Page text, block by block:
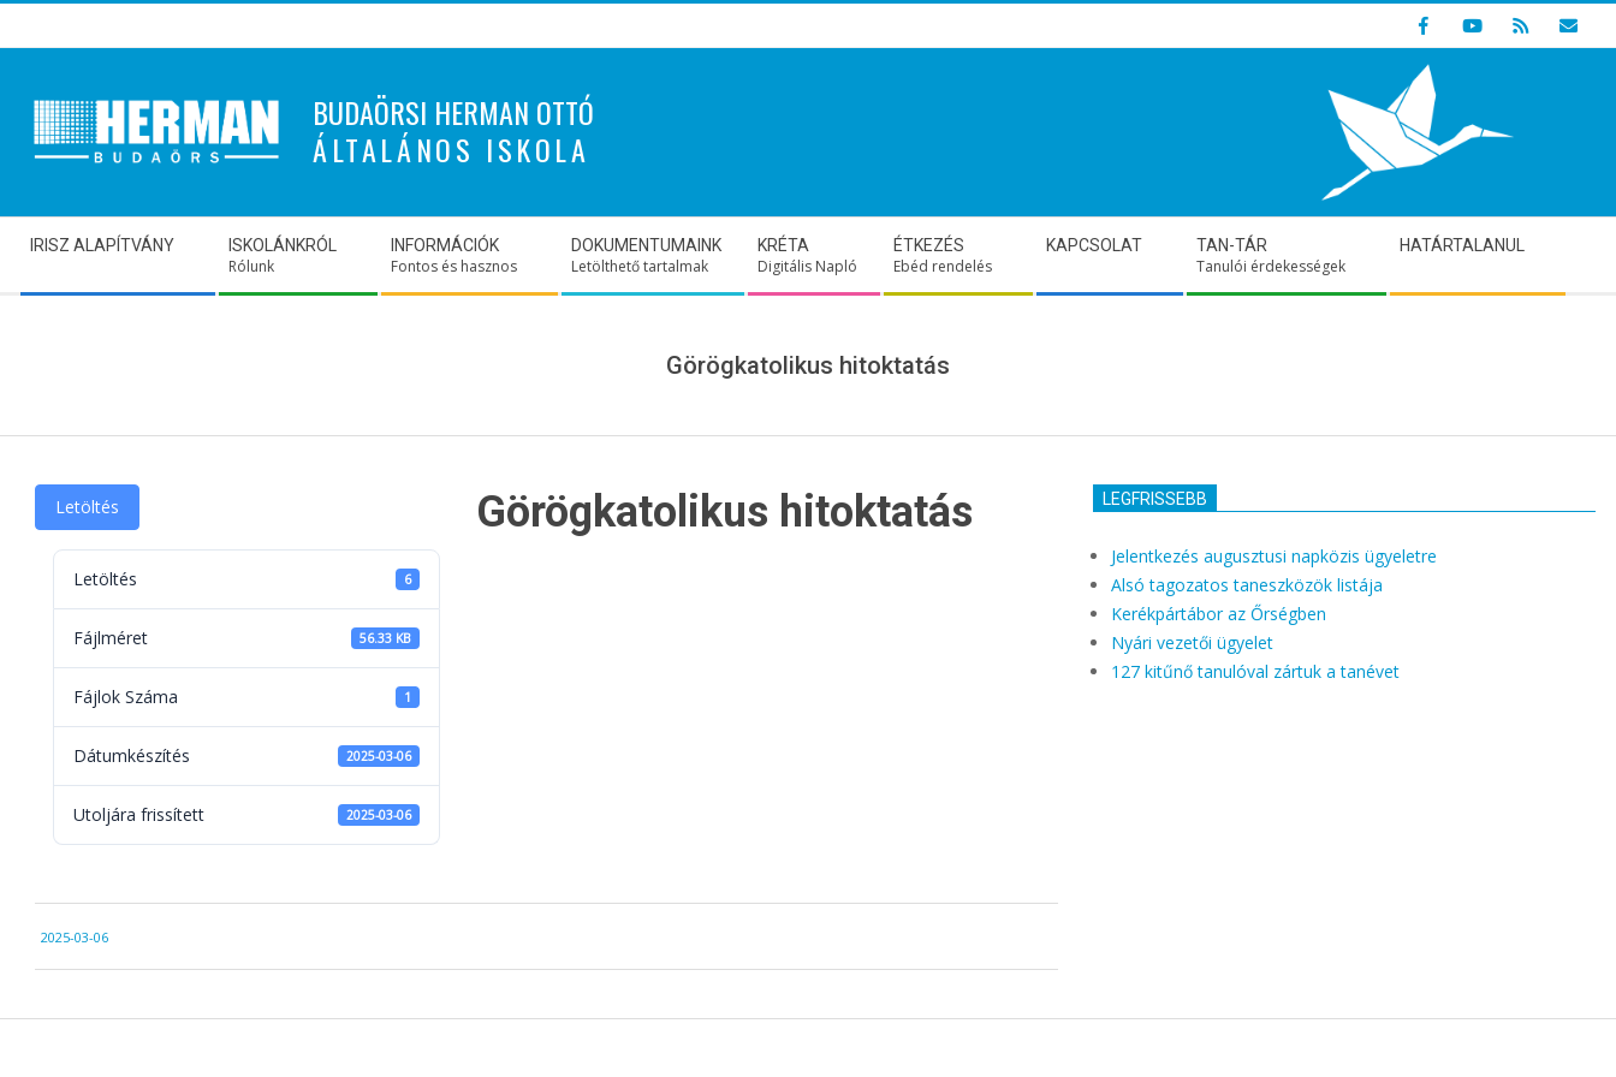
to
BUDAÖRSI HERMAN OTTÓ
ÁLTALÁNOS ISKOLA
Indulunk! Hamarosan újraindul oldalunk!
Navigation
Menu
IRISZ ALAPÍTVÁNY ISKOLÁNKRÓL
Rólunk
INFORMÁCIÓK
Fontos és hasznos
DOKUMENTUMAINK
Letölthető tartalmak
KRÉTA
Digitális Napló
ÉTKEZÉS
Ebéd rendelés
KAPCSOLAT TAN-TÁR
Tanulói érdekességek
HATÁRTALANUL
Görögkatolikus hitoktatás
Letöltés
Letöltés 6
Fájlméret 56.33 KB
Fájlok Száma 1
Dátumkészítés 2025-03-06
Utoljára frissített 2025-03-06
Görögkatolikus hitoktatás
03-
06
2025-03-06
LEGFRISSEBB
Jelentkezés augusztusi napközis ügyeletre
Alsó tagozatos taneszközök listája
Kerékpártábor az Őrségben
Nyári vezetői ügyelet
127 kitűnő tanulóval zártuk a tanévet